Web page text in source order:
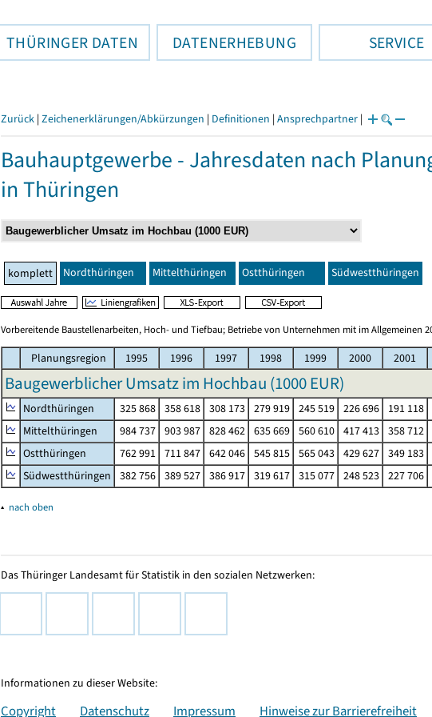
THÜRINGER DATEN DATENERHEBUNG SERVICE
Zurück | Zeichenerklärungen/Abkürzungen | Definitionen | Ansprechpartner |
Bauhauptgewerbe - Jahresdaten nach
in Thüringen
komplett Nordthüringen Mittelthüringen Ostthüringen Südwestthüringen
Vorbereitende Baustellenarbeiten, Hoch- und Tiefbau; Betriebe von Unternehmen mit im Allgemeinen
Planungsregion 1995 1996 1997 1998 1999 2000 2001
Baugewerblicher Umsatz im Hochbau (1000 EUR)
Nordthüringen 325 868 358 618 308 173 279 919 245 519 226 696 191 118
Mittelthüringen
984 737 903 987 828 462 635 669 560 610 417 413 358 712
Ostthüringen
762 991 711 847 642 046 545 815 565 043 429 627 349 183
Südwestthüringen
382 756 389 527 386 917 319 617 315 077 248 523 227 706
▴ nach oben
Das Thüringer Landesamt für Statistik in den sozialen Netzwerken:
Informationen zu dieser Website:
Copyright Datenschutz Impressum Hinweise zur Barrierefreiheit